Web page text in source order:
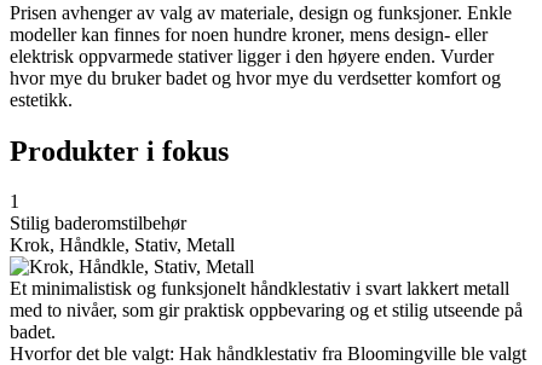
Prisen avhenger av valg av materiale, design og funksjoner. Enkle
modeller kan finnes for noen hundre kroner, mens design- eller
elektrisk oppvarmede stativer ligger i den høyere enden. Vurder
hvor mye du bruker badet og hvor mye du verdsetter komfort og
estetikk.
Produkter i fokus
1
Stilig baderomstilbehør
Krok, Håndkle, Stativ, Metall
Et minimalistisk og funksjonelt håndklestativ i svart lakkert metall
med to nivåer, som gir praktisk oppbevaring og et stilig utseende på
badet.
Hvorfor det ble valgt: Hak håndklestativ fra Bloomingville ble valgt